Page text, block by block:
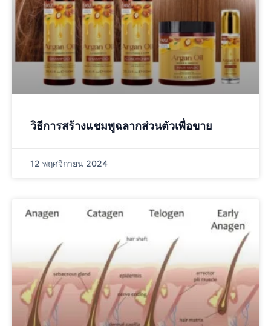
วิธีการสร้างแชมพูฉลากส่วนตัวเพื่อขาย
12 พฤศจิกายน 2024